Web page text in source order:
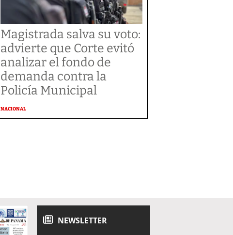
Magistrada salva su voto:
advierte que Corte evitó
analizar el fondo de
demanda contra la
Policía Municipal
NACIONAL
NEWSLETTER